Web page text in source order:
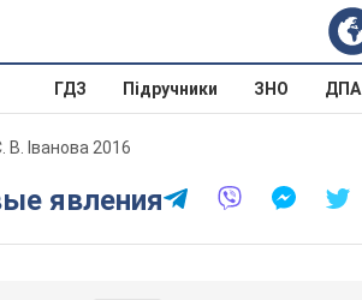
ГДЗ Підручники ЗНО ДПА
В. Іванова 2016
явления